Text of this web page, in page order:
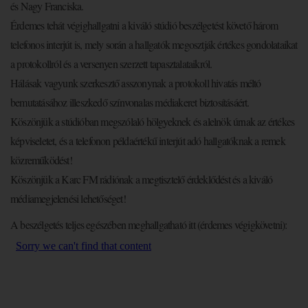
és Nagy Franciska.
Érdemes tehát végighallgatni a kiváló stúdió beszélgetést követő három
telefonos interjút is, mely során a hallgatók megosztják értékes gondolataikat
a protokollról és a versenyen szerzett tapasztalataikról.
Hálásak vagyunk szerkesztő asszonynak a protokoll hivatás méltó
bemutatásához illeszkedő színvonalas médiakeret biztosításáért.
Köszönjük a stúdióban megszólaló hölgyeknek és alelnök úrnak az értékes
képviseletet, és a telefonon példaértékű interjút adó hallgatóknak a remek
közreműködést!
Köszönjük a Karc FM rádiónak a megtisztelő érdeklődést és a kiváló
médiamegjelenési lehetőséget!
A beszélgetés teljes egészében meghallgatható itt (érdemes végigkövetni):